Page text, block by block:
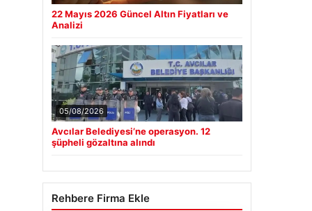
22 Mayıs 2026 Güncel Altın Fiyatları ve
Analizi
05/08/2026
Avcılar Belediyesi’ne operasyon. 12
şüpheli gözaltına alındı
Rehbere Firma Ekle